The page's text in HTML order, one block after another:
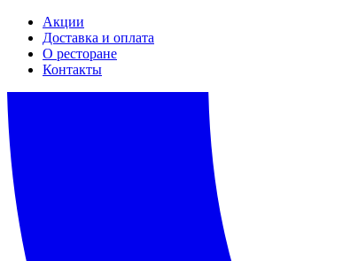
Акции
Доставка и оплата
О ресторане
Контакты